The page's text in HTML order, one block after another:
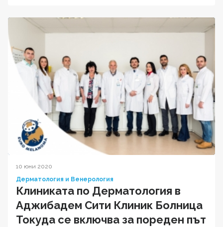
10 юни 2020
Дерматология и Венерология
Клиниката по Дерматология в
Аджибадем Сити Клиник Болница
Токуда се включва за пореден път